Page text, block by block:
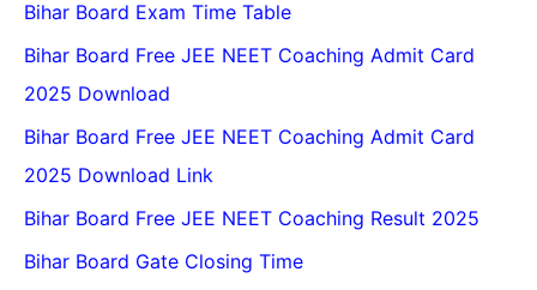
Bihar Board Exam Time Table
Bihar Board Free JEE NEET Coaching Admit Card
2025 Download
Bihar Board Free JEE NEET Coaching Admit Card
2025 Download Link
Bihar Board Free JEE NEET Coaching Result 2025
Bihar Board Gate Closing Time